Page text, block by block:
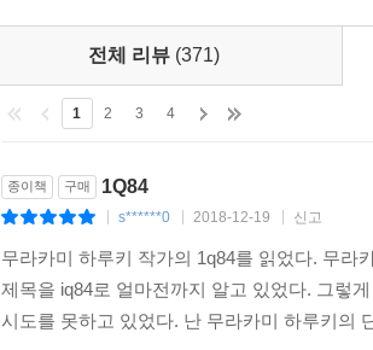
전체 리뷰 (371)
1 2 3 4
종이책 구매 1Q84
s******0 2018-12-19 신고
무라카미 하루키 작가의 1q84를 읽었다. 무라
제목을 iq84로 얼마전까지 알고 있었다. 그렇
시도를 못하고 있었다. 난 무라카미 하루키의